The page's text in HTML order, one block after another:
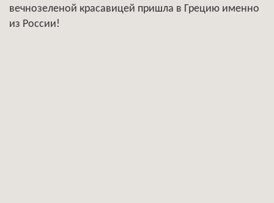
вечнозеленой красавицей пришла в Грецию именно
из России!